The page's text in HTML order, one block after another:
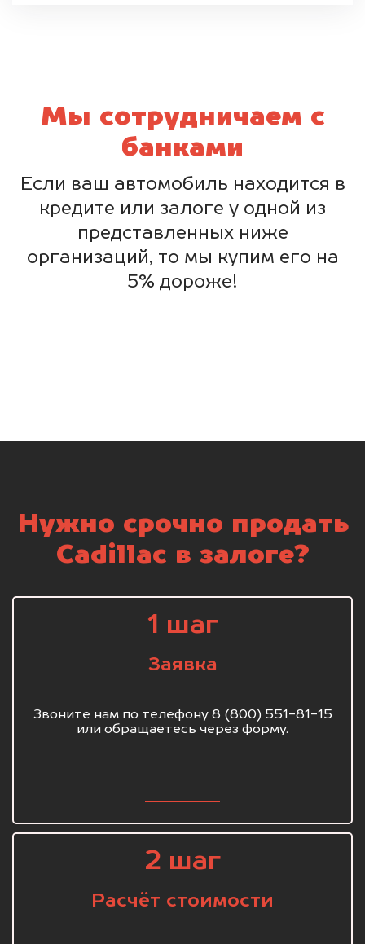
Мы сотрудничаем с
банками
Если ваш автомобиль находится в
кредите или залоге у одной из
представленных ниже
организаций, то мы купим его на
5% дороже!
Нужно срочно продать
Cadillac в залоге?
1 шаг
Заявка
Звоните нам по телефону 8 (800) 551-81-15
или обращаетесь через форму.
2 шаг
Расчёт стоимости